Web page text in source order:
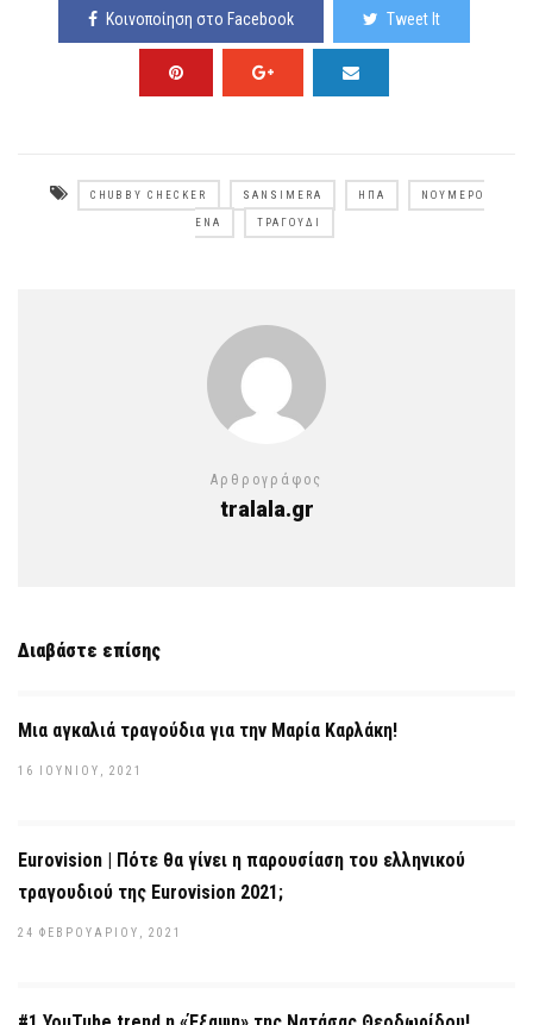
Κοινοποίηση στο Facebook Tweet It
CHUBBY CHECKER SANSIMERA ΗΠΑ ΝΟΎΜΕΡΟ
ΈΝΑ ΤΡΑΓΟΎΔΙ
Αρθρογράφος
tralala.gr
Διαβάστε επίσης
Mια αγκαλιά τραγούδια για την Μαρία Καρλάκη!
16 ΙΟΥΝΊΟΥ, 2021
Eurovision | Πότε θα γίνει η παρουσίαση του ελληνικού
τραγουδιού της Eurovision 2021;
24 ΦΕΒΡΟΥΑΡΊΟΥ, 2021